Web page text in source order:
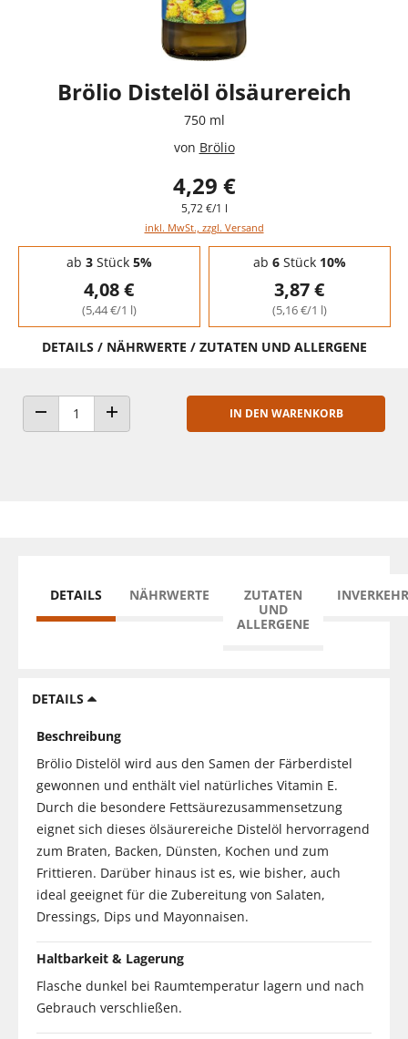
Brölio Distelöl ölsäurereich
750 ml
von Brölio
4,29 €
5,72 €/1 l
inkl. MwSt., zzgl. Versand
Staffelpreise - Mengenrabatt
ab 3Stück 5%
4,08 €
(5,44 €/1 l)
ab 6Stück 10%
3,87 €
(5,16 €/1 l)
DETAILS / NÄHRWERTE / ZUTATEN UND ALLERGENE
ANZAHL VERRINGERNANZAHL ERHÖHEN
IN DEN WARENKORB
DETAILS NÄHRWERTE
ZUTATEN
UND
ALLERGENE
DETAILS
Beschreibung
Brölio Distelöl wird aus den Samen der Färberdistel
gewonnen und enthält viel natürliches Vitamin E.
Durch die besondere Fettsäurezusammensetzung
eignet sich dieses ölsäurereiche Distelöl hervorragend
zum Braten, Backen, Dünsten, Kochen und zum
Frittieren. Darüber hinaus ist es, wie bisher, auch
ideal geeignet für die Zubereitung von Salaten,
Dressings, Dips und Mayonnaisen.
Haltbarkeit & Lagerung
Flasche dunkel bei Raumtemperatur lagern und nach
Gebrauch verschließen.